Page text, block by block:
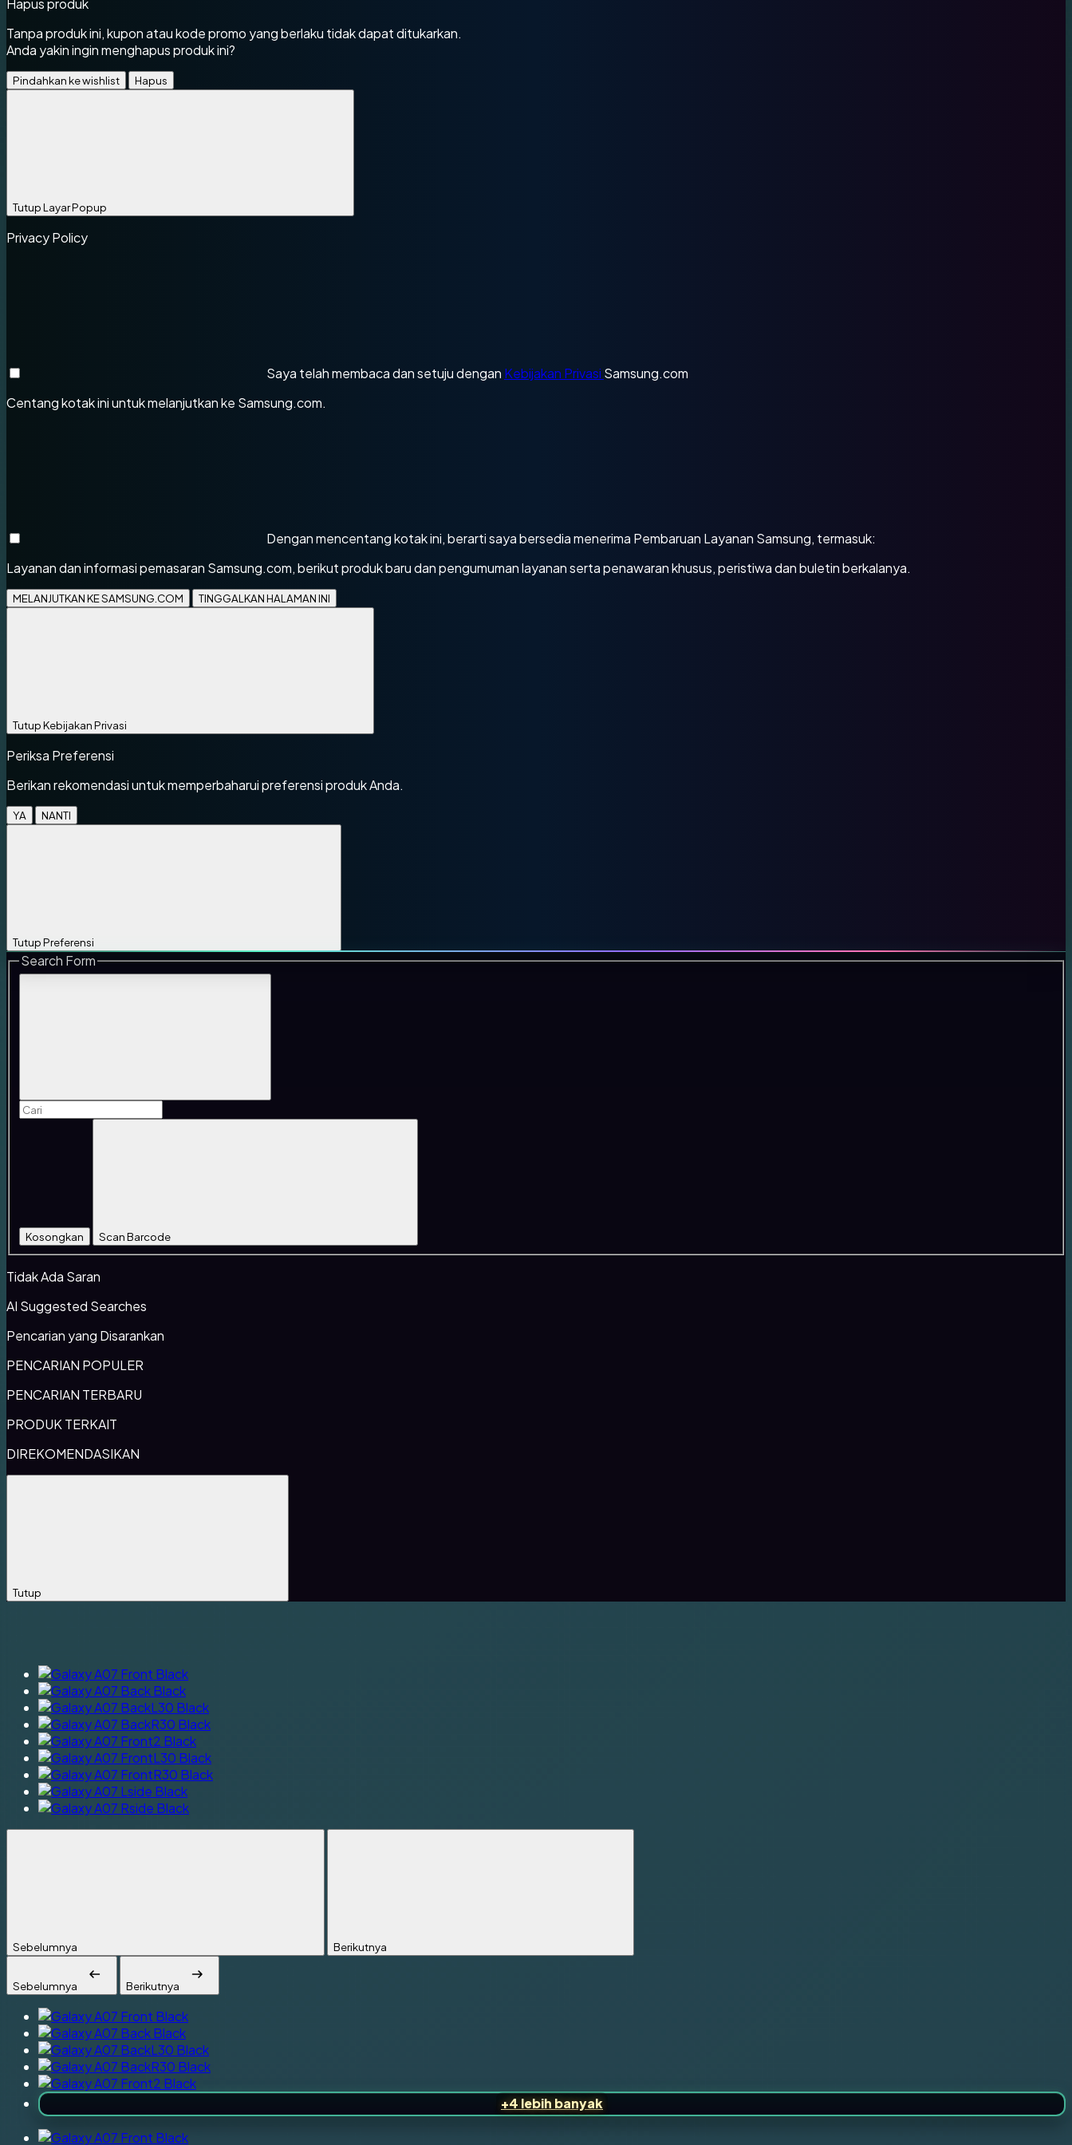
Hapus produk
Tanpa produk ini, kupon atau kode promo yang berlaku tidak dapat ditukarkan.
Anda yakin ingin menghapus produk ini?
Pindahkan ke wishlist Hapus
Tutup Layar Popup
Privacy Policy
Saya telah membaca dan setuju dengan Kebijakan Privasi Samsung.com
Centang kotak ini untuk melanjutkan ke Samsung.com.
Dengan mencentang kotak ini, berarti saya bersedia menerima Pembaruan Layanan Samsung, termasuk:
Layanan dan informasi pemasaran Samsung.com, berikut produk baru dan pengumuman layanan serta penawaran khusus, peristiwa dan buletin berkalanya.
MELANJUTKAN KE SAMSUNG.COM TINGGALKAN HALAMAN INI
Tutup Kebijakan Privasi
Periksa Preferensi
Berikan rekomendasi untuk memperbaharui preferensi produk Anda.
YA NANTI
Tutup Preferensi
Search Form
Kosongkan Scan Barcode
Tidak Ada Saran
AI Suggested Searches
Pencarian yang Disarankan
PENCARIAN POPULER
PENCARIAN TERBARU
PRODUK TERKAIT
DIREKOMENDASIKAN
Tutup
Sebelumnya Berikutnya
Sebelumnya Berikutnya
+4 lebih banyak